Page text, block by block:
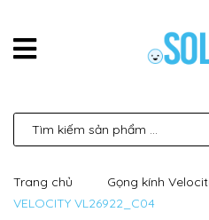
Trang chủ Gọng kính
VELOCITY VL26922_C04